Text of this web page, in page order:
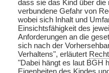
dass sie das Kind über die
verbundene Gefahr von
wobei sich Inhalt und
Einsichtsfähigkeit des
Anforderungen an die
sich nach der
Verhaltens", erläutert
"Dabei hängt es laut BGH
Eigenheiten des Kindes